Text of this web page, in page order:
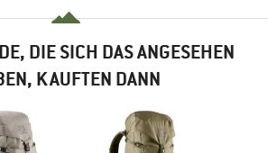
DIE SICH DAS ANGESEHEN
KAUFTEN DANN